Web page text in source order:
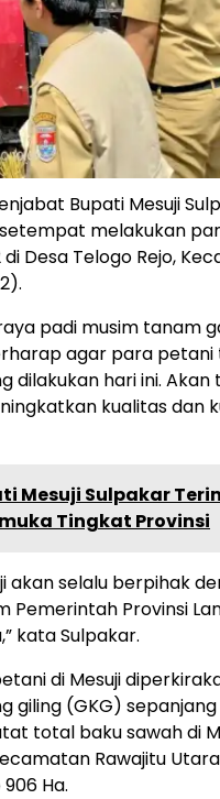
Bupati Mesuji
melakukan
Desa Telogo Rejo,
padi musim tanam
agar para
dilakukan hari ini.
kualitas dan
Mesuji Sulpakar
Tingkat Provinsi
akan selalu berpihak
Pemerintah Provinsi
kata Sulpakar.
di Mesuji
giling (GKG)
total baku sawah di
Rawajitu Utara
Ha.